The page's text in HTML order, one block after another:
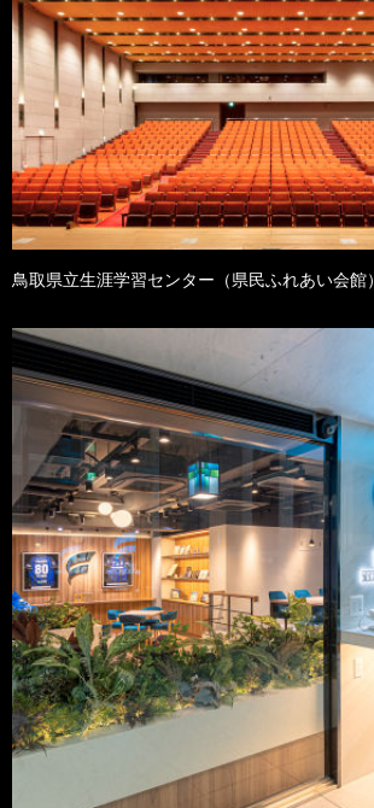
鳥取県立生涯学習センター（県民ふれあい会館）